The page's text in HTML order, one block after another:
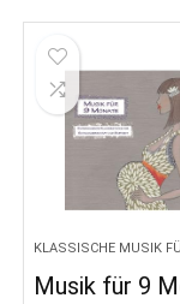
KLASSISCHE MUSIK
Musik für 9